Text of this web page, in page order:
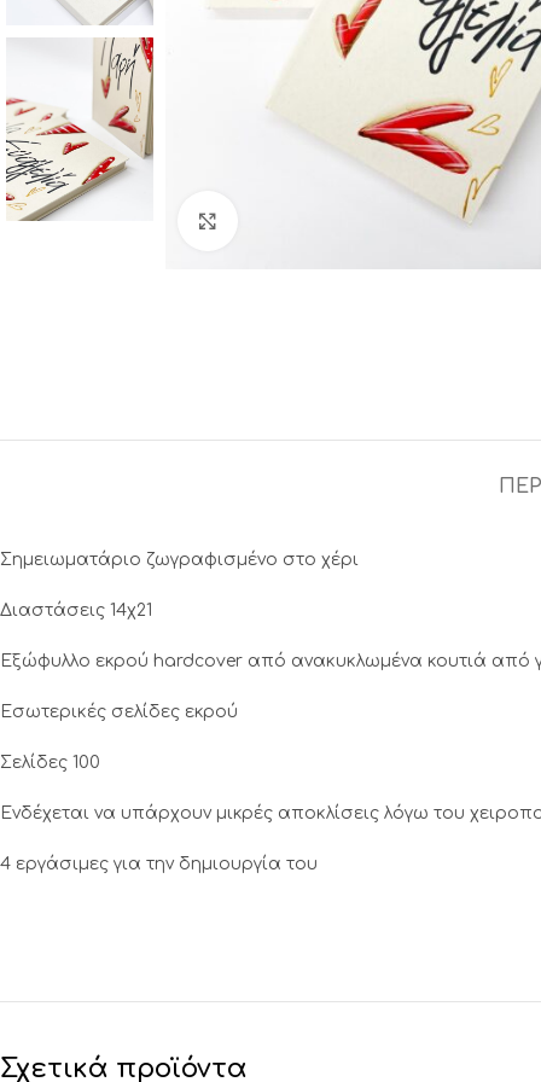
Σημειωματάριο ζωγραφισμένο στο χέρι
Διαστάσεις 14χ21
Εξώφυλλο εκρού hardcover από ανακυκλωμένα κουτιά από
Eσωτερικές σελίδες εκρού
Σελίδες 100
Ενδέχεται να υπάρχουν μικρές αποκλίσεις λόγω του
4 εργάσιμες για την δημιουργία του
Σχετικά προϊόντα